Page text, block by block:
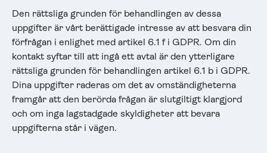
Den rättsliga grunden för behandlingen av dessa
uppgifter är vårt berättigade intresse av att besvara din
förfrågan i enlighet med artikel 6.1 f i GDPR. Om din
kontakt syftar till att ingå ett avtal är den ytterligare
rättsliga grunden för behandlingen artikel 6.1 b i GDPR.
Dina uppgifter raderas om det av omständigheterna
framgår att den berörda frågan är slutgiltigt klargjord
och om inga lagstadgade skyldigheter att bevara
uppgifterna står i vägen.